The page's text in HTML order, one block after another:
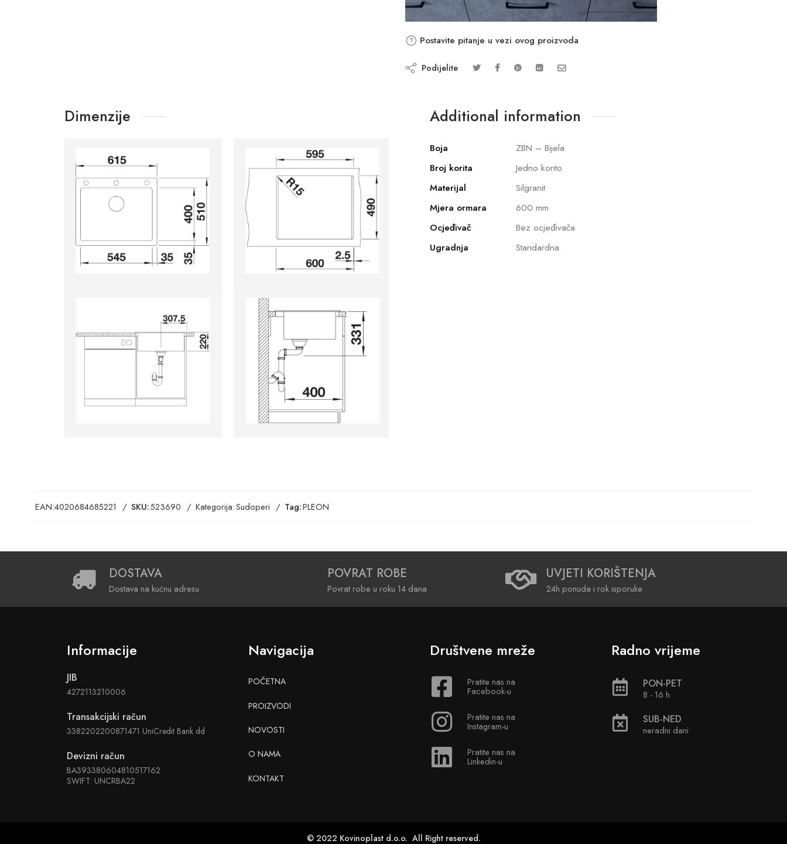
Postavite pitanje u vezi ovog proizvoda
Podijelite
Dimenzije Additional information
Boja
ZBN – Bijela
Broj korita
Jedno korito
Materijal
Silgranit
Mjera ormara
600 mm
Ocjeđivač
Bez ocjeđivača
Ugradnja
Standardna
EAN:4020684685221 SKU:523690 Kategorija:Sudoperi Tag:PLEON
DOSTAVA
Dostava na kućnu adresu
POVRAT ROBE
Povrat robe u roku 14 dana
UVJETI KORIŠTENJA
24h ponuda i rok isporuke
Informacije
JIB
4272113210006
Transakcijski račun
3382202200871471 UniCredit Bank dd
Devizni račun
BA393380604810517162
SWIFT: UNCRBA22
Navigacija
POČETNA
PROIZVODI
NOVOSTI
O NAMA
KONTAKT
Društvene mreže
Pratite nas na
Facebook-u
Pratite nas na
Instagram-u
Pratite nas na
Linkedin-u
Radno vrijeme
PON-PET
8 - 16 h
SUB-NED
neradni dani
© 2022 Kovinoplast d.o.o. All Right reserved.